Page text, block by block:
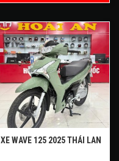
XE WAVE 125 2025 THÁI LAN